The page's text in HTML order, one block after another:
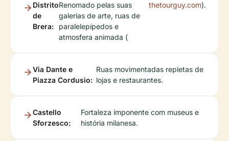
Distrito
de
Brera:
Renomado pelas suas
galerias de arte, ruas de
paralelepípedos e
atmosfera animada (
thetourguy.com).
Via Dante e
Piazza Cordusio:
Ruas movimentadas repletas de
lojas e restaurantes.
Castello
Sforzesco:
Fortaleza imponente com museus e
história milanesa.